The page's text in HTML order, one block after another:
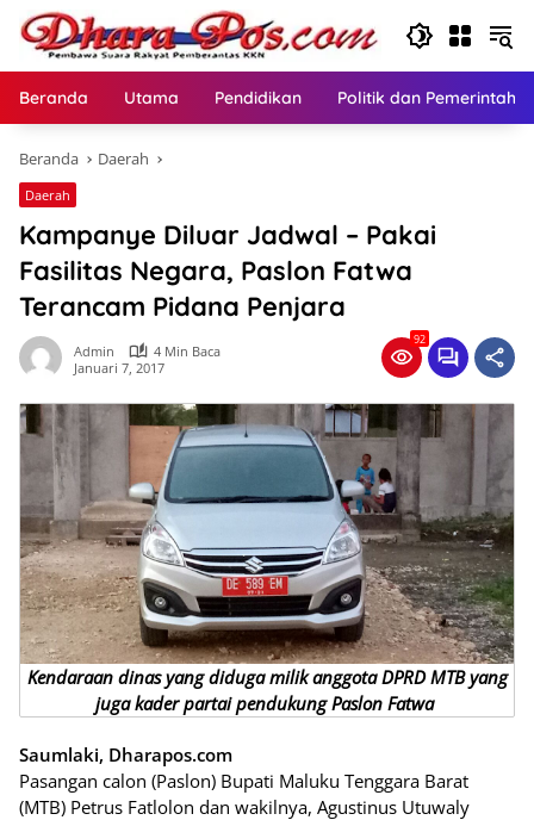
Langsung
konten
Beranda Utama Pendidikan Politik dan
Beranda Daerah
Daerah
Kampanye Diluar Jadwal – Pakai
Fasilitas Negara, Paslon Fatwa
Terancam Pidana Penjara
Admin
4 Min Baca
Januari 7, 2017
92
Kendaraan dinas yang diduga milik anggota DPRD MTB yang
juga kader partai pendukung Paslon Fatwa
Saumlaki, Dharapos.com
Pasangan calon (Paslon) Bupati Maluku Tenggara Barat
(MTB) Petrus Fatlolon dan wakilnya, Agustinus Utuwaly